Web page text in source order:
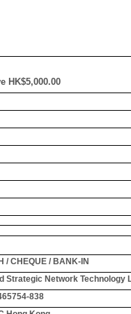
HK$5,000.00
/ CHEQUE / BANK-IN
Strategic Network Technology
838